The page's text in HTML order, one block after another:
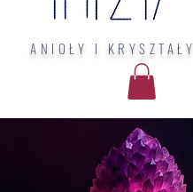
ANIOŁY I KRYSZTAŁY